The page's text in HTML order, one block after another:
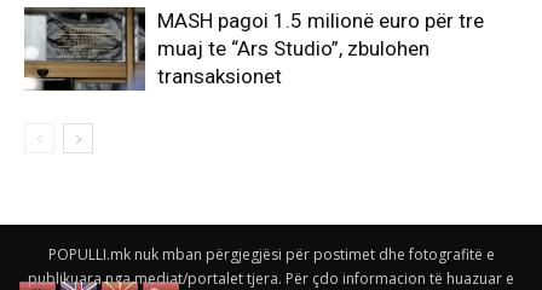
MASH pagoi 1.5 milionë euro për tre
muaj te “Ars Studio”, zbulohen
transaksionet
POPULLI.mk nuk mban përgjegjësi për postimet dhe fotografitë e
publikuara nga mediat/portalet tjera. Për çdo informacion të huazuar e